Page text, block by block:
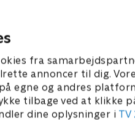
fra
annoncer til dig.
egne og andres
tilbage ved at klikke
dine oplysninger i
på Langeland
Livsstil • 5 sæsoner